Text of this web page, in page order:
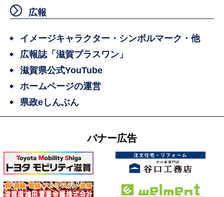
広報
イメージキャラクター・シンボルマーク・他
広報誌「滋賀プラスワン」
滋賀県公式YouTube
ホームページの運営
県政eしんぶん
バナー広告